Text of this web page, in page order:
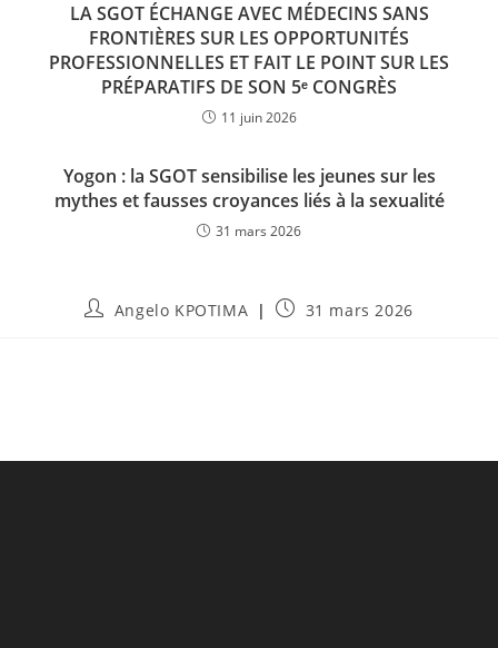
LA SGOT ÉCHANGE AVEC MÉDECINS SANS
FRONTIÈRES SUR LES OPPORTUNITÉS
PROFESSIONNELLES ET FAIT LE POINT SUR LES
PRÉPARATIFS DE SON 5ᵉ CONGRÈS
11 juin 2026
Yogon : la SGOT sensibilise les jeunes sur les
mythes et fausses croyances liés à la sexualité
31 mars 2026
Angelo KPOTIMA 31 mars 2026